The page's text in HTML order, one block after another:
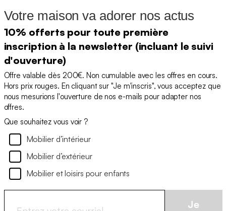
Votre maison va adorer nos actus
10% offerts pour toute première
inscription à la newsletter (incluant le suivi
d'ouverture)
Offre valable dès 200€. Non cumulable avec les offres en cours.
Hors prix rouges. En cliquant sur "Je m'inscris", vous acceptez que
nous mesurions l'ouverture de nos e-mails pour adapter nos
offres.
Que souhaitez vous voir ?
Mobilier d’intérieur
Mobilier d’extérieur
Mobilier et loisirs pour enfants
Je